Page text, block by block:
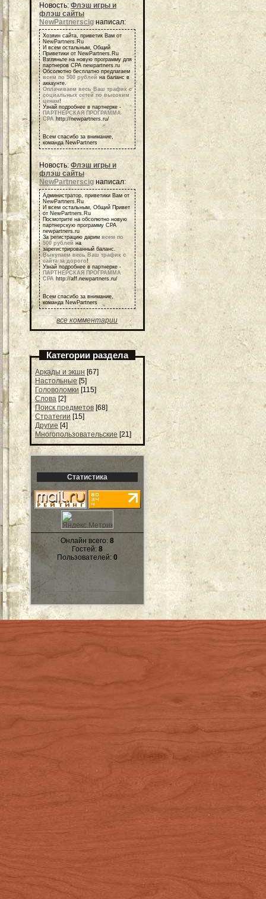
Новость: Флэш игры и
флэш сайты
NewPartnerscig написал:
Хозяин сайта, приветик Вам от
NewPartners.Ru
И всем остальным, Общий
Приветики от NewPartners.Ru
Взгляньте на новую программу для
партнеров СРА newpartners.ru
Обсолютно бесплатно предлагаем
всем по 500 рублей на баланс в
аккаунте.
Оплачиваем весь Ваш трафик с
социальных сетей по высоким
ценам!
Узнай подробнее в партнерке -
ПАРТНЕРСКАЯ ПРОГРАММА
СРА http://newpartners.ru/
Всем спасибо за внимание,
команда NewPartners
Новость: Флэш игры и
флэш сайты
NewPartnerscig написал:
Администратор, приветики Вам от
NewPartners.Ru
И всем остальным, Общий Привет
от NewPartners.Ru
Посмотрите на обсолютно новую
партнерскую программу СРА
newpartners.ru
За регистрацию дарим всем по
500 рублей на
зарегистрированный баланс.
Выкупаем весь Ваш трафик с
сайта за дорого!
Узнай подробнее в партнерке -
ПАРТНЕРСКАЯ ПРОГРАММА
СРА http://aff.newpartners.ru/
Всем спасибо за внимание,
команда NewPartners
все комментарии
Категории раздела
Аркады и экшн [67]
Настольные [5]
Головоломки [115]
Слова [2]
Поиск предметов [68]
Стратегии [15]
Другие [4]
Многопользовательские [21]
Статистика
Онлайн всего: 8
Гостей: 8
Пользователей: 0